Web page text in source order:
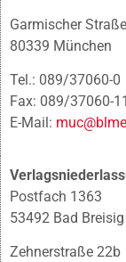
Garmischer
80339 München
Tel.: 089/37060-0
Fax: 089/37060-
E-Mail:
Postfach 1363
53492 Bad Breisig
Zehnerstraße 22b